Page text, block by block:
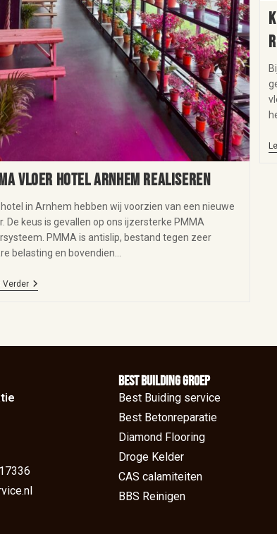
vloer hotel Arnhem realiseren
hotel in Arnhem hebben wij voorzien van een nieuwe
De keus is gevallen op ons ijzersterke PMMA
PMMA is antislip, bestand tegen zeer
belasting en bovendien…
Verder
BEst Building groep
Best Buiding service
Best Betonreparatie
Diamond Flooring
Droge Kelder
CAS calamiteiten
BBS Reinigen